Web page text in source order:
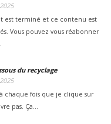
est terminé et ce contenu est
Vous pouvez vous réabonner
du recyclage
chaque fois que je clique sur
pas. Ça…